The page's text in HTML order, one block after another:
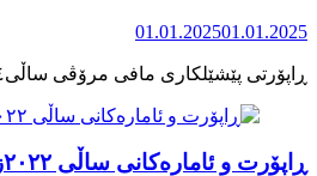
01.01.202501.01.2025
ڕاپۆرت و ئامارەکانی ساڵی ٢٠٢٢زایینی پەیوەست بە خۆکوژی منداڵان لە کوردستان